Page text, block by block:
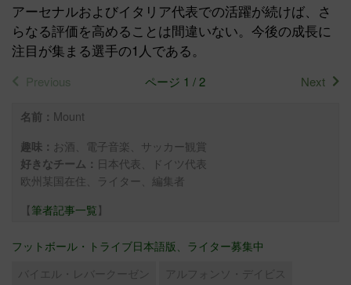
アーセナルおよびイタリア代表での活躍が続けば、さ
らなる評価を高めることは間違いない。今後の成長に
注目が集まる選手の1人である。
Previous ページ 1 / 2 Next
名前： Mount
趣味： お酒、電子音楽、サッカー観賞
好きなチーム： 日本代表、ドイツ代表
欧州某国在住、ライター、編集者
【筆者記事一覧】
フットボール・トライブ日本語版、ライター募集中
バイエル・レバークーゼン
アルフォンソ・デイビス